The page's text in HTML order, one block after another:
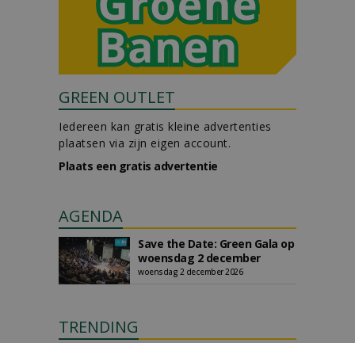
GREEN OUTLET
Iedereen kan gratis kleine advertenties
plaatsen via zijn eigen account.
Plaats een gratis advertentie
AGENDA
Save the Date: Green Gala op
woensdag 2 december
woensdag 2 december 2026
TRENDING